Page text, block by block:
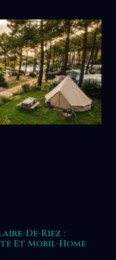
De-Riez :
Et Mobil-Home